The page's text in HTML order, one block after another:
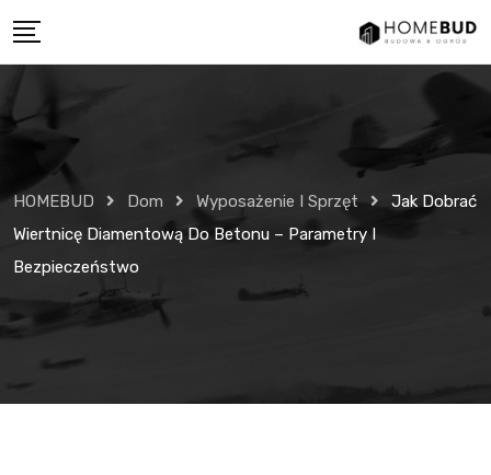
to
HOMEBUD Dom Wyposażenie I Sprzęt
Jak Dobrać
Wiertnicę Diamentową Do Betonu – Parametry I
Bezpieczeństwo